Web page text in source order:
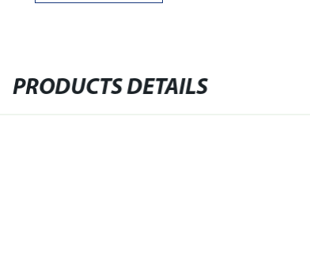
PRODUCTS DETAILS